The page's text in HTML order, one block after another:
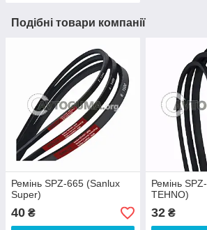
Подібні товари компанії
Ремінь SPZ-665 (Sanlux
Super)
40 ₴
Ремінь
TEHNO)
32₴